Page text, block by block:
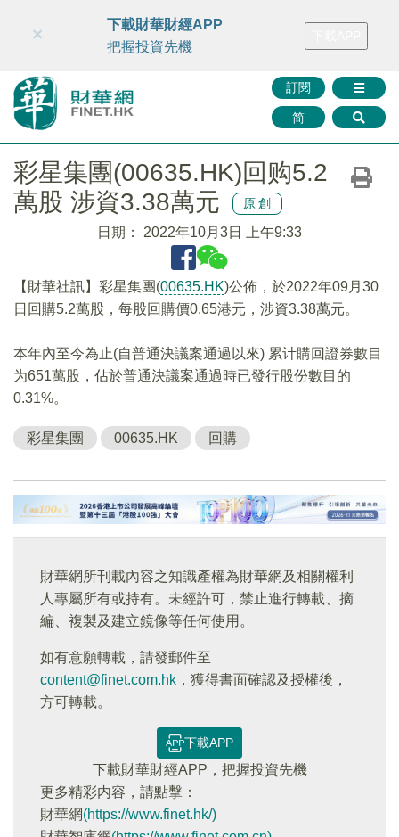
財華智庫網 FINTV FINMETA 財華證券 媒體矩陣
訂閱
简
×
下載財華財經APP
把握投資先機
彩星集團(00635.HK)回购5.2
萬股 涉資3.38萬元
原創
日期： 2022年10月3日 上午9:33
【財華社訊】彩星集團(00635.HK)公佈，於2022年09月30
日回購5.2萬股，每股回購價0.65港元，涉資3.38萬元。
本年內至今為止(自普通決議案通過以來) 累计購回證券數目
为651萬股，佔於普通決議案通過時已發行股份數目的
0.31%。
彩星集團 00635.HK 回購
財華網所刊載內容之知識產權為財華網及相關權利
人專屬所有或持有。未經許可，禁止進行轉載、摘
編、複製及建立鏡像等任何使用。
如有意願轉載，請發郵件至
content@finet.com.hk ，獲得書面確認及授權後，
方可轉載。
下載APP
下載財華財經APP，把握投資先機
更多精彩内容，請點擊：
財華網(https://www.finet.hk/)